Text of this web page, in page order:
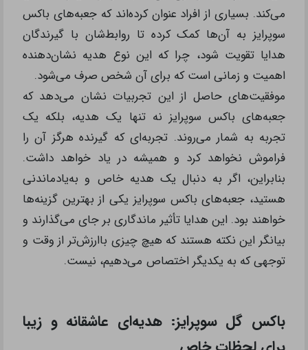
تجربه‌های موفق استفاده از جعبه‌های باکس سوپرایز نشان
می‌دهد که این نوع هدایا می‌توانند بسیار تأثیرگذار و به
یادماندنی باشند. بسیاری از افرادی که از این جعبه‌ها
بهره‌برداری کرده‌اند، بیان کرده‌اند که گیرندگان آن‌ها از
شدت شگفتی و خوشحالی با احساس متعهدی مواجه
شده‌اند. به عنوان مثال، یکی از دوستان ما جعبه‌ای مملو از
یادگاری‌های کوچک از سفرهای مشترک خود را برای
همسرش تدارک دید. همسر وی نه تنها از این هدیه لذت
برد، بلکه آن را به عنوان یکی از بهترین هدایایی که تا به
حال دریافت کرده، توصیف نمود.
این تجربیات گویای آن است که هنگامی که فرد وقت و
تلاش خود را صرف ساخت هدیه‌ای خاص و شخصی
می‌کند، گیرنده به وضوح این محبت و کوشش را احساس
هدایا تقویت شود، چرا که این نوع هدیه نشان‌دهنده
اهمیت و زمانی است که برای آن شخص صرف می‌شود.